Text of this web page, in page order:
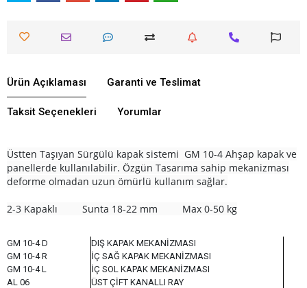
Ürün Açıklaması Garanti ve Teslimat
Taksit Seçenekleri Yorumlar
Üstten Taşıyan Sürgülü kapak sistemi GM 10-4 Ahşap kapak ve
panellerde kullanılabilir. Özgün Tasarıma sahip mekanizması
deforme olmadan uzun ömürlü kullanım sağlar.
2-3 Kapaklı Sunta 18-22 mm Max 0-50 kg
GM 10-4 D
DIŞ KAPAK MEKANİZMASI
GM 10-4 R
İÇ SAĞ KAPAK MEKANİZMASI
GM 10-4 L
İÇ SOL KAPAK MEKANİZMASI
AL 06
ÜST ÇİFT KANALLI RAY